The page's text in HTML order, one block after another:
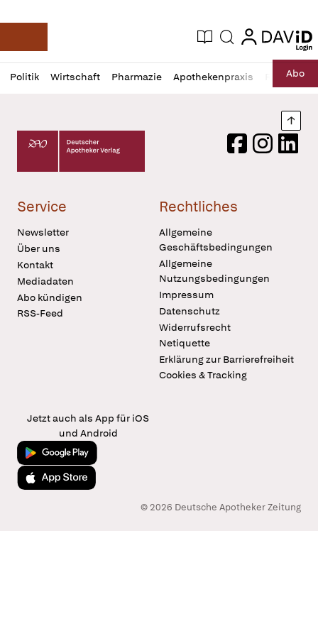
Deutsche Apotheker Zeitung
Aktuelle Ausgabe
Suche login
login
Politik Wirtschaft Pharmazie Apothekenpraxis RechtAbo
Profil
öffnen
Daz
Pur
Deutscher Apotheker Verlag Logo
FacebookInstagram
Service
Newsletter
Über uns
Kontakt
Mediadaten
Abo kündigen
RSS-Feed
Rechtliches
Allgemeine
Geschäftsbedingungen
Allgemeine
Nutzungsbedingungen
Impressum
Datenschutz
Widerrufsrecht
Netiquette
Erklärung zur Barrierefreiheit
Cookies & Tracking
Jetzt auch als App für iOS
und Android
Jetzt bei Google Play
Laden im App Store
© 2026 Deutsche Apotheker Zeitung